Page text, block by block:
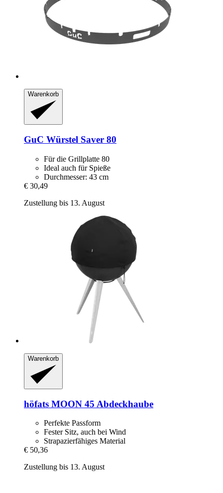
Warenkorb
GuC Würstel Saver 80
Für die Grillplatte 80
Ideal auch für Spieße
Durchmesser: 43 cm
€ 30,49
Zustellung bis 13. August
Warenkorb
höfats MOON 45 Abdeckhaube
Perfekte Passform
Fester Sitz, auch bei Wind
Strapazierfähiges Material
€ 50,36
Zustellung bis 13. August